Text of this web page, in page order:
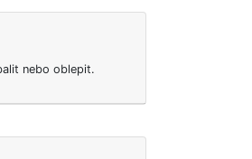
nebo oblepit.